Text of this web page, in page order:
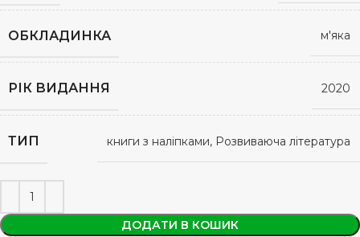
ОБКЛАДИНКА м'яка
РІК ВИДАННЯ 2020
ТИП книги з наліпками, Розвиваюча література
ДОДАТИ В КОШИК